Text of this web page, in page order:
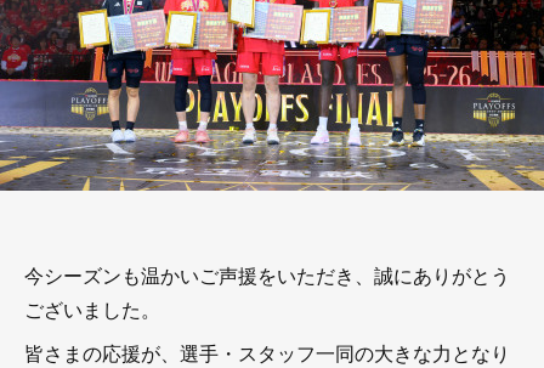
今シーズンも温かいご声援をいただき、誠にありがとう
ございました。
皆さまの応援が、選手・スタッフ一同の大きな力となり